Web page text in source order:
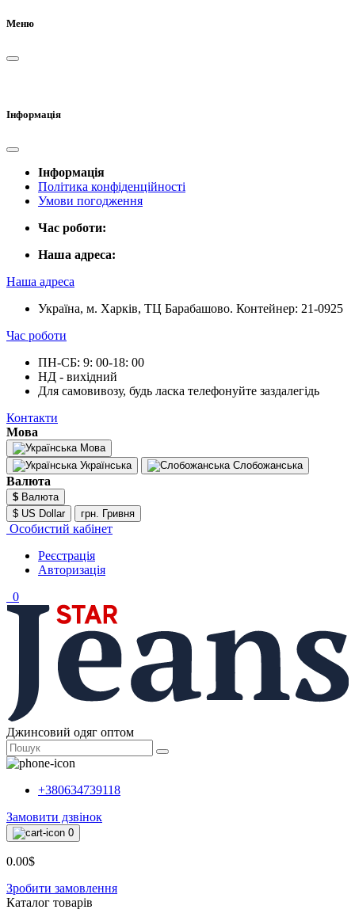
Меню
Інформація
Інформація
Політика конфіденційності
Умови погодження
Час роботи:
Наша адреса:
Наша адреса
Україна, м. Харків, ТЦ Барабашово. Контейнер: 21-0925
Час роботи
ПН-СБ: 9: 00-18: 00
НД - вихідний
Для самовивозу, будь ласка телефонуйте заздалегідь
Контакти
Мова
Мова
Українська
Слобожанська
Валюта
$ Валюта
$ US Dollar
грн. Гривня
Особистий кабінет
Реєстрація
Авторизація
0
Джинсовий одяг оптом
+380634739118
Замовити дзвінок
0
0.00$
Зробити замовлення
Каталог товарiв